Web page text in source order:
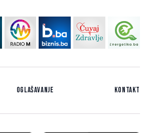
Oglašavanje Kontakt